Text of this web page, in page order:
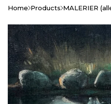
Home Products MALERIER